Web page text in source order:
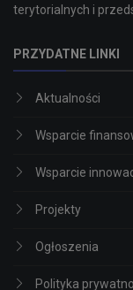
terytorialnych i
PRZYDATNE LINKI
Aktualności
Wsparcie
Wsparcie
Projekty
Ogłoszenia
Polityka